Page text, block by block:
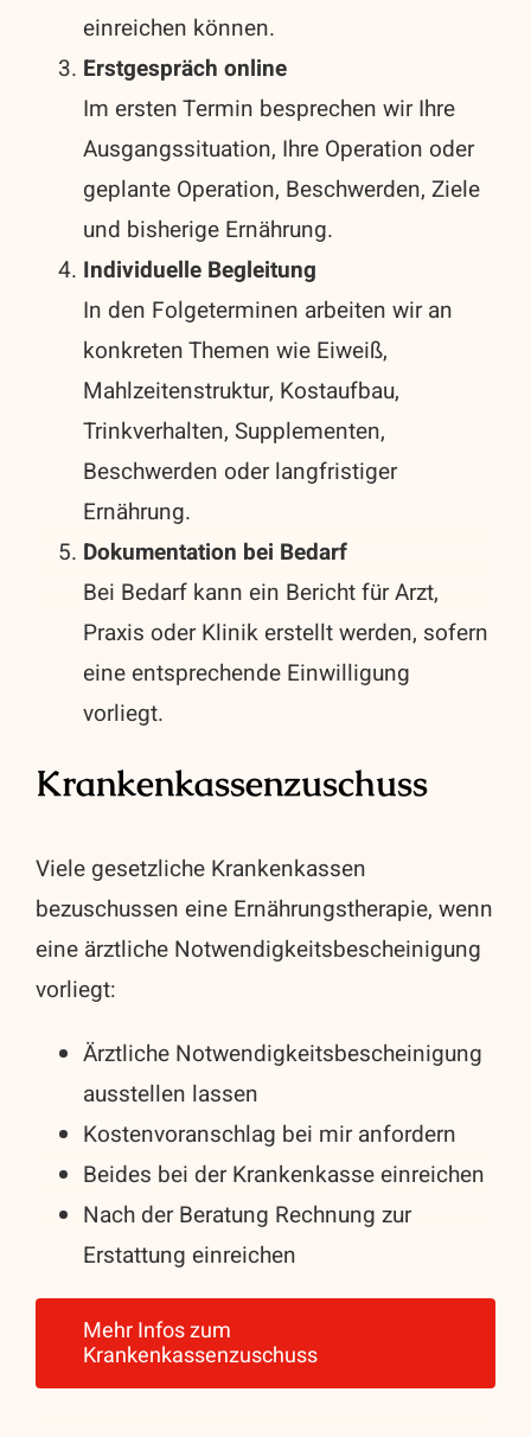
einreichen können.
Erstgespräch online
Im ersten Termin besprechen wir Ihre
Ausgangssituation, Ihre Operation oder
geplante Operation, Beschwerden, Ziele
und bisherige Ernährung.
Individuelle Begleitung
In den Folgeterminen arbeiten wir an
konkreten Themen wie Eiweiß,
Mahlzeitenstruktur, Kostaufbau,
Trinkverhalten, Supplementen,
Beschwerden oder langfristiger
Ernährung.
Dokumentation bei Bedarf
Bei Bedarf kann ein Bericht für Arzt,
Praxis oder Klinik erstellt werden, sofern
eine entsprechende Einwilligung
vorliegt.
Krankenkassenzuschuss
Viele gesetzliche Krankenkassen
bezuschussen eine Ernährungstherapie, wenn
eine ärztliche Notwendigkeitsbescheinigung
vorliegt:
Ärztliche Notwendigkeitsbescheinigung
ausstellen lassen
Kostenvoranschlag bei mir anfordern
Beides bei der Krankenkasse einreichen
Nach der Beratung Rechnung zur
Erstattung einreichen
Mehr Infos zum
Krankenkassenzuschuss